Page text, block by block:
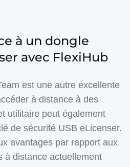
à un dongle
avec FlexiHub
est une autre excellente
à distance à des
utilitaire peut également
de sécurité USB eLicenser.
avantages par rapport aux
à distance actuellement